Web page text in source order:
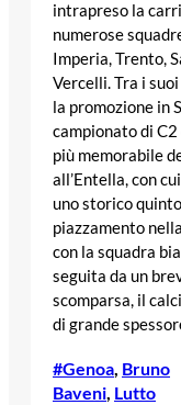
intrapreso la
numerose
Imperia, Trento,
Vercelli. Tra i
la promozione in
campionato di
più memorabile
all’Entella, con
uno storico
piazzamento
con la squadra
seguita da un
scomparsa, il
di grande
#Genoa, Bruno
Baveni, Lutto